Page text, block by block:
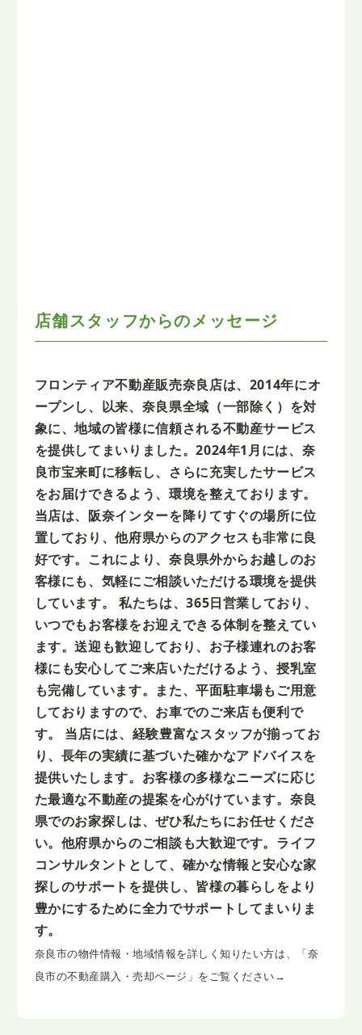
店舗スタッフからのメッセージ
フロンティア不動産販売奈良店は、2014年にオ
ープンし、以来、奈良県全域（一部除く）を対
象に、地域の皆様に信頼される不動産サービス
を提供してまいりました。2024年1月には、奈
良市宝来町に移転し、さらに充実したサービス
をお届けできるよう、環境を整えております。
当店は、阪奈インターを降りてすぐの場所に位
置しており、他府県からのアクセスも非常に良
好です。これにより、奈良県外からお越しのお
客様にも、気軽にご相談いただける環境を提供
しています。 私たちは、365日営業しており、
いつでもお客様をお迎えできる体制を整えてい
ます。送迎も歓迎しており、お子様連れのお客
様にも安心してご来店いただけるよう、授乳室
も完備しています。また、平面駐車場もご用意
しておりますので、お車でのご来店も便利で
す。 当店には、経験豊富なスタッフが揃ってお
り、長年の実績に基づいた確かなアドバイスを
提供いたします。お客様の多様なニーズに応じ
た最適な不動産の提案を心がけています。奈良
県でのお家探しは、ぜひ私たちにお任せくださ
い。他府県からのご相談も大歓迎です。ライフ
コンサルタントとして、確かな情報と安心な家
探しのサポートを提供し、皆様の暮らしをより
豊かにするために全力でサポートしてまいりま
す。
奈良市の物件情報・地域情報を詳しく知りたい方は、「奈
良市の不動産購入・売却ページ」をご覧ください→